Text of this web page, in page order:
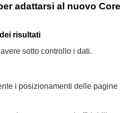
adattarsi al nuovo Core
risultati
sotto controllo i dati.
i posizionamenti delle pagine